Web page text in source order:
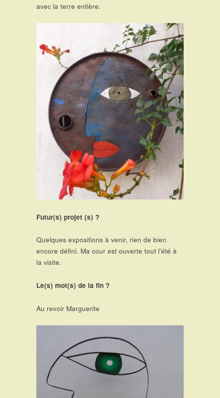
avec la terre entière.
Futur(s) projet (s) ?
Quelques expositions à venir, rien de bien
encore défini. Ma cour est ouverte tout l’été à
la visite.
Le(s) mot(s) de la fin ?
Au revoir Marguerite